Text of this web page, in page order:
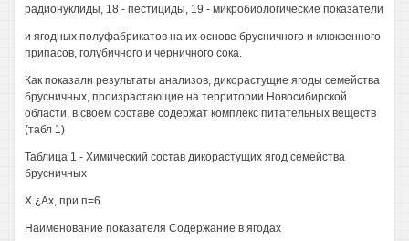
радионуклиды, 18 - пестициды, 19 - микробиологические показатели
и ягодных полуфабрикатов на их основе брусничного и клюквенного
припасов, голубичного и черничного сока.
Как показали результаты анализов, дикорастущие ягоды семейства
брусничных, произрастающие на территории Новосибирской
области, в своем составе содержат комплекс питательных веществ
(табл 1)
Таблица 1 - Химический состав дикорастущих ягод семейства
брусничных
X ¿Ах, при п=6
Наименование показателя Содержание в ягодах